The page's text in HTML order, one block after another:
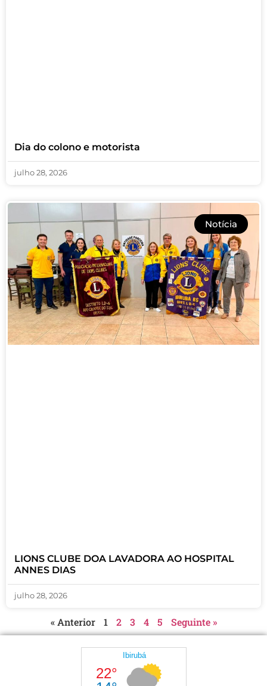
Dia do colono e motorista
julho 28, 2026
Notícia
LIONS CLUBE DOA LAVADORA AO HOSPITAL
ANNES DIAS
julho 28, 2026
« Anterior 1 2 3 4 5 Seguinte »